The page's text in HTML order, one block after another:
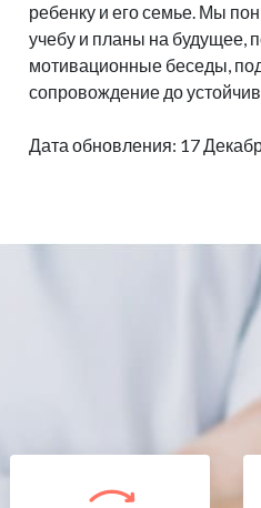
ребенку и его семье. Мы
учебу и планы на будущее,
мотивационные беседы,
сопровождение до
Дата обновления: 17